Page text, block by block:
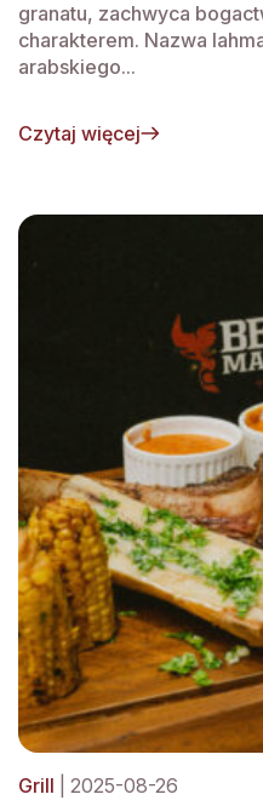
granatu, zachwyca
charakterem. Nazwa
arabskiego...
Czytaj więcej
Grill | 2025-08-26